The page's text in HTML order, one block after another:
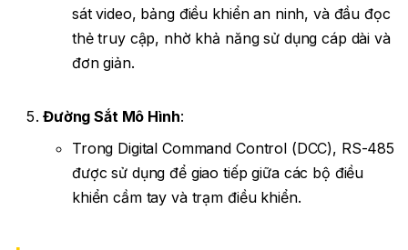
sát video, bảng điều khiển an ninh, và đầu đọc
thẻ truy cập, nhờ khả năng sử dụng cáp dài và
đơn giản.
Đường Sắt Mô Hình:
Trong Digital Command Control (DCC), RS-485
được sử dụng để giao tiếp giữa các bộ điều
khiển cầm tay và trạm điều khiển.